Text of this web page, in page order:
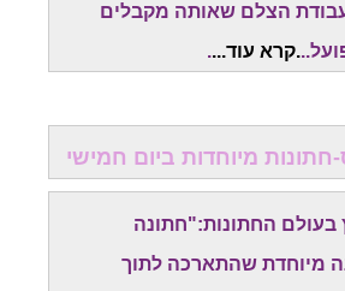
הצלם שאותה מקבלים
.קרא עוד...
.
חתונות מיוחדות ביום חמישי
בעולם החתונות:"חתונה
מיוחדת שהתארכה לתוך